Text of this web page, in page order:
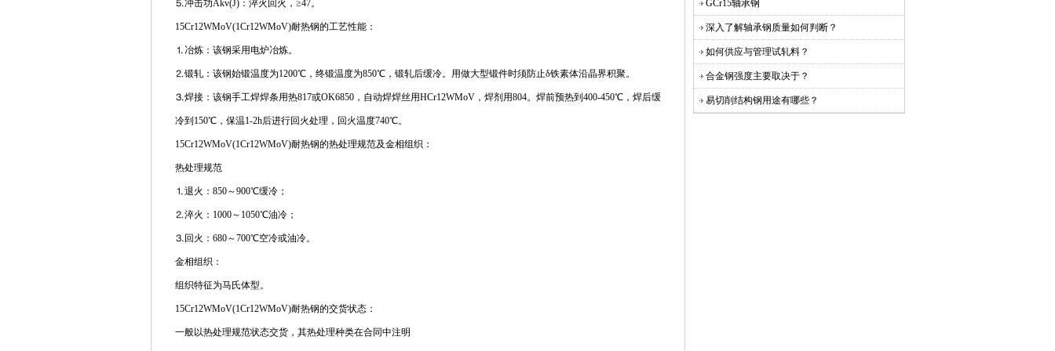
⒌冲击功Akv(J)：淬火回火，≥47。
15Cr12WMoV(1Cr12WMoV)耐热钢的工艺性能：
⒈冶炼：该钢采用电炉冶炼。
⒉锻轧：该钢始锻温度为1200℃，终锻温度为850℃，锻轧后缓冷。用做大型锻件时须防止δ铁素体沿晶界积聚。
⒊焊接：该钢手工焊焊条用热817或OK6850，自动焊焊丝用HCr12WMoV，焊剂用804。焊前预热到400-450℃，焊后缓
冷到150℃，保温1-2h后进行回火处理，回火温度740℃。
15Cr12WMoV(1Cr12WMoV)耐热钢的热处理规范及金相组织：
热处理规范
⒈退火：850～900℃缓冷；
⒉淬火：1000～1050℃油冷；
⒊回火：680～700℃空冷或油冷。
金相组织：
组织特征为马氏体型。
15Cr12WMoV(1Cr12WMoV)耐热钢的交货状态：
一般以热处理规范状态交货，其热处理种类在合同中注明
GCr15轴承钢
深入了解轴承钢质量如何判断？
如何供应与管理试轧料？
合金钢强度主要取决于？
易切削结构钢用途有哪些？